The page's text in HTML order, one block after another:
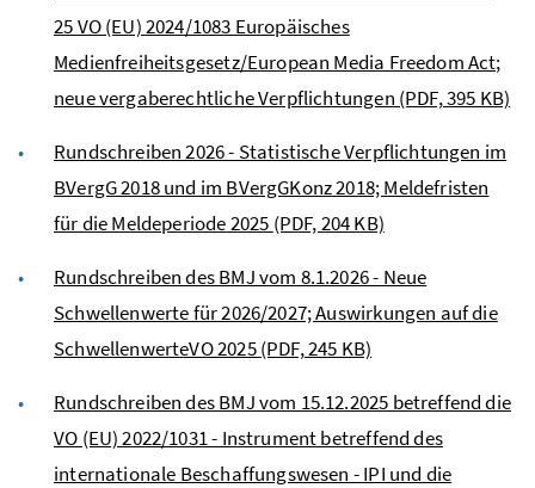
25 VO (EU) 2024/1083 Europäisches
Medienfreiheitsgesetz/European Media Freedom Act;
neue vergaberechtliche Verpflichtungen (PDF, 395 KB)
Rundschreiben 2026 - Statistische Verpflichtungen im
BVergG 2018 und im BVergGKonz 2018; Meldefristen
für die Meldeperiode 2025 (PDF, 204 KB)
Rundschreiben des BMJ vom 8.1.2026 - Neue
Schwellenwerte für 2026/2027; Auswirkungen auf die
SchwellenwerteVO 2025(PDF, 245 KB)
Rundschreiben des BMJ vom 15.12.2025 betreffend die
VO (EU) 2022/1031 - Instrument betreffend des
internationale Beschaffungswesen - IPI und die